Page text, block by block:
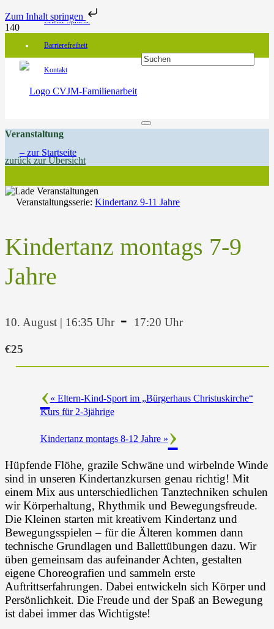
Zum Inhalt springen
Leichte Sprache
Barrierefreiheit
Kontakt
Veranstaltung
zurück zur Übersicht
Veranstaltungsserie: Kindertanz 9-11 Jahre
Kindertanz montags 7-9
Jahre
10. August | 16:35 Uhr- 17:20 Uhr
€25
« Eltern-Kind-Sport im „Bürgerhaus Christuskirche“
Kurs für 2-3jährige
Kindertanz montags 8-12 Jahre »
Hüpfende Flöhe, grazile Schwäne und wirbelnde Winde
sind in unseren Kindertanzkursen genau richtig! Mit
einem Mix aus unterschiedlichen Tanztechniken schulen
wir Körperhaltung, Rhythmik und Bewegungsfreude.
Die Kleinen starten mit kreativem Kindertanz und
Bewegungsspielen – für die Älteren kommen dann
technische Grundlagen und Ballettübungen dazu. Wir
üben gemeinsam das aufeinander Achten, gestalten
eigene Choreografien und sammeln erste
Auftrittserfahrungen. Dabei entwickeln sich Körper und
Persönlichkeit. Die Freude und der Spaß an Bewegung
ist dabei immer das Wichtigste!